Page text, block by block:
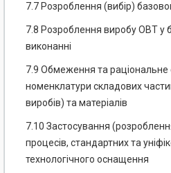
7.7 Розроблення (вибір)
7.8 Розроблення виробу ОВТ у
виконанні
7.9 Обмеження та раціональне
номенклатури складових
виробів) та матеріалів
7.10 Застосування
процесів, стандартних та
технологічного оснащення